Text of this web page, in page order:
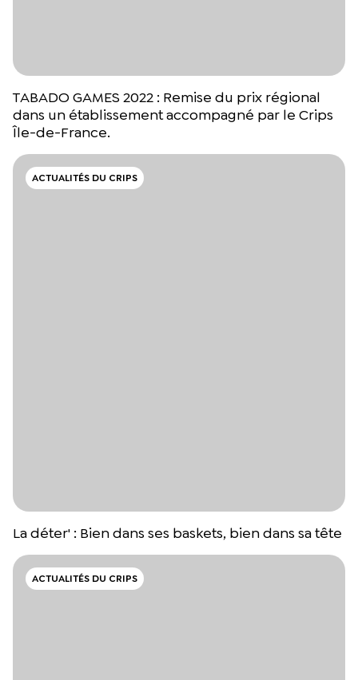
TABADO GAMES 2022 : Remise du prix régional
dans un établissement accompagné par le Crips
Île-de-France.
ACTUALITÉS DU CRIPS
La déter' : Bien dans ses baskets, bien dans sa tête
ACTUALITÉS DU CRIPS